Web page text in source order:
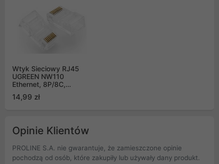
Wtyk Sieciowy RJ45
UGREEN NW110
Ethernet, 8P/8C,
Cat.5/5e, UTP (50szt.)
14,99 zł
Opinie Klientów
PROLINE S.A. nie gwarantuje, że zamieszczone opinie
pochodzą od osób, które zakupiły lub używały dany produkt.